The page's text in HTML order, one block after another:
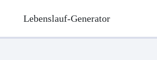
Lebenslauf-Generator